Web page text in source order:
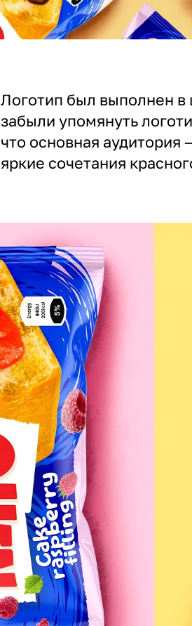
Логотип был выполнен
забыли упомянуть
что основная
яркие сочетания